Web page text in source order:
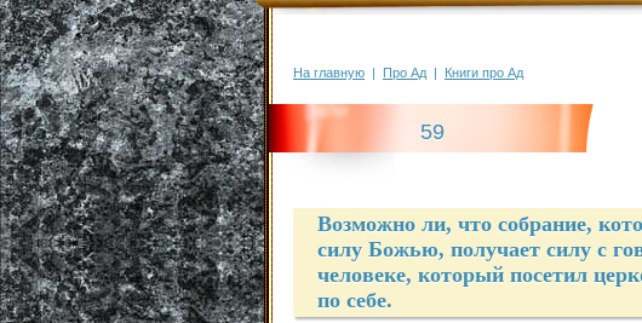
На главную | Про Ад | Книги про Ад
59
Возможно ли, что собрание,
силу Божью, получает силу с
человеке, который посетил
по себе.